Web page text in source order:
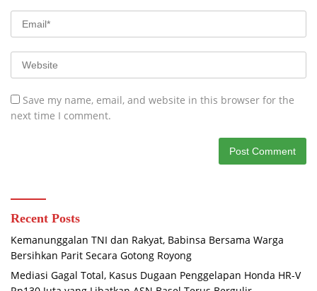
Save my name, email, and website in this browser for the
next time I comment.
Recent Posts
Kemanunggalan TNI dan Rakyat, Babinsa Bersama Warga
Bersihkan Parit Secara Gotong Royong
Mediasi Gagal Total, Kasus Dugaan Penggelapan Honda HR-V